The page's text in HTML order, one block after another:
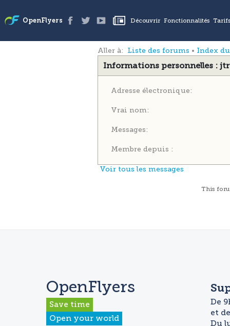
Aller à: Liste des forums • Index
Informations personnelles :
Adresse électronique:
Vrai nom:
Messages:
Membre depuis :
Voir tous les messages
This